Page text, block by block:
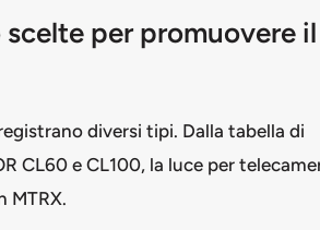
per promuovere il
diversi tipi. Dalla tabella di
CL60 e CL100, la luce per
MTRX.